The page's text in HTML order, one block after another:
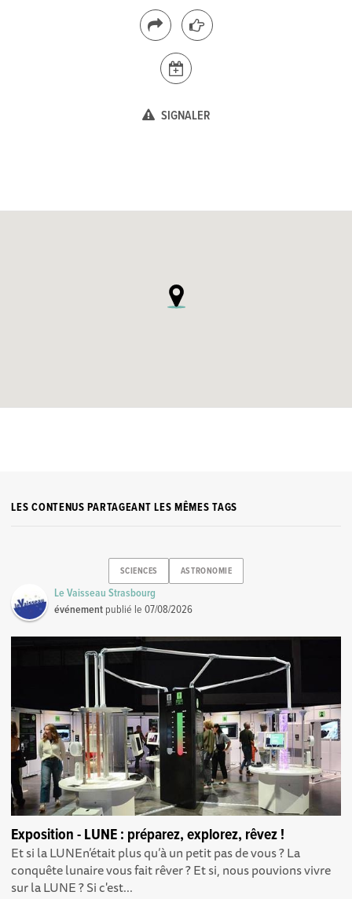
SIGNALER
LES CONTENUS PARTAGEANT LES MÊMES TAGS
SCIENCES ASTRONOMIE
Le Vaisseau Strasbourg
événement publié le07/08/2026
Exposition - LUNE : préparez, explorez, rêvez !
Et si la LUNEn’était plus qu’à un petit pas de vous ? La
conquête lunaire vous fait rêver ? Et si, nous pouvions vivre
sur la LUNE ? Si c'est...